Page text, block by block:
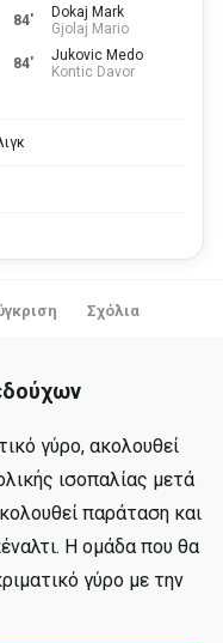
84'
Dokaj Mark
Gjolaj Mario
84'
Jukovic Medo
Kontic Davor
Σχόλια
γύρο, ακολουθεί
ισοπαλίας μετά
παράταση και
Η ομάδα που θα
γύρο με την